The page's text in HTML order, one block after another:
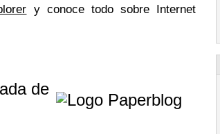
y conoce todo sobre Internet
de